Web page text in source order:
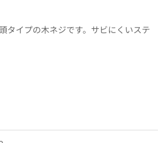
タイプの木ネジです。サビにくいステ